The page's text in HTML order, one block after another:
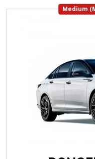
Medium